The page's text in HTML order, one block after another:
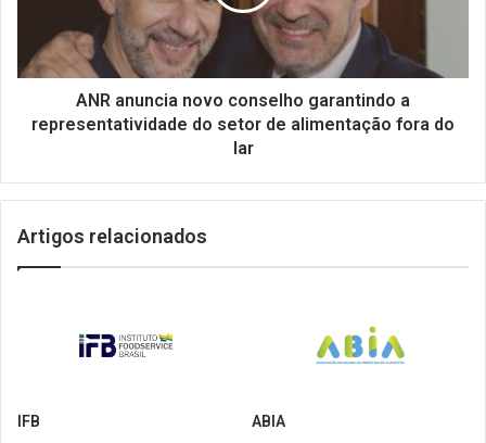
representatividade
setor
alimentação
lar
ANR anuncia novo conselho garantindo a
representatividade do setor de alimentação fora do
lar
Artigos relacionados
IFB ABIA